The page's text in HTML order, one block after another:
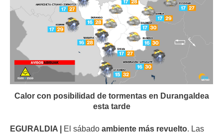
Calor con posibilidad de tormentas en Durangaldea
esta tarde
EGURALDIA | El sábado ambiente más revuelto. Las